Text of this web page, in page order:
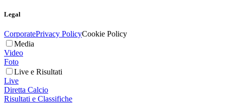
Legal
CorporatePrivacy PolicyCookie Policy
Media
Video
Foto
Live e Risultati
Live
Diretta Calcio
Risultati e Classifiche